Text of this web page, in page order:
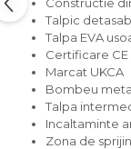
Talpic
Talpa EVA
Certificare CE
Marcat UKCA
Bombeu
Talpa
Incaltaminte
Zona de